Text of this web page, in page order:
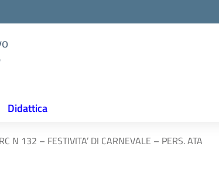
Didattica
N 132 – FESTIVITA’ DI CARNEVALE – PERS. ATA